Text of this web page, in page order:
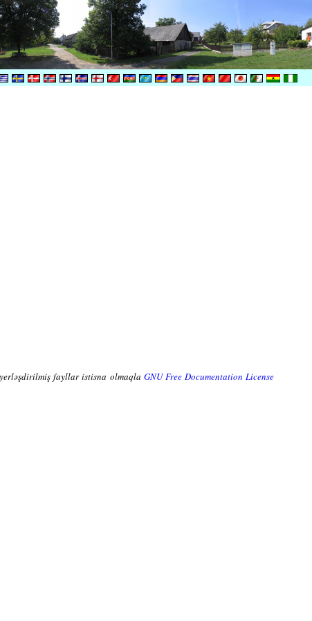
fayllar istisna olmaqla GNU Free Documentation License